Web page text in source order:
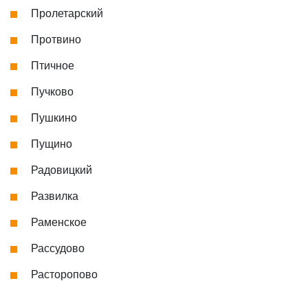
Пролетарский
Протвино
Птичное
Пучково
Пушкино
Пущино
Радовицкий
Развилка
Раменское
Рассудово
Расторопово